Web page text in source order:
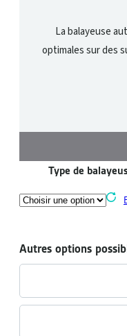
La balayeuse
optimales sur des
Type de
Autres options